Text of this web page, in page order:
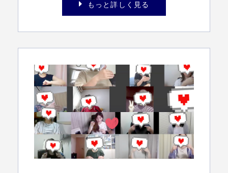
もっと詳しく見る